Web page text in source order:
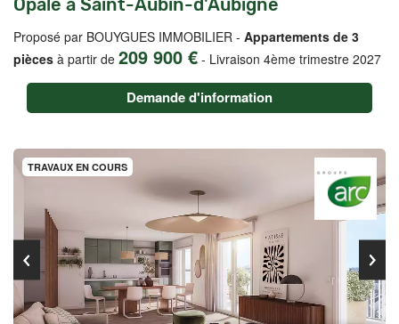
Opale à Saint-Aubin-d'Aubigné
Proposé par BOUYGUES IMMOBILIER - Appartements de 3
pièces à partir de 209 900 € - Livraison 4ème trimestre 2027
Demande d'information
TRAVAUX EN COURS